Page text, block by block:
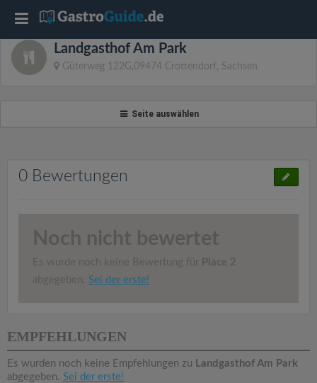
Landgasthof Am Park
Güterweg 122G,09474 Crottendorf, Sachsen
Seite auswählen
0 Bewertungen
Noch nicht bewertet
Es wurde noch keine Bewertung für Place 2
abgegeben. Sei der erste!
EMPFEHLUNGEN
Es wurden noch keine Empfehlungen zu Landgasthof Am Park
abgegeben. Sei der erste!
T
o